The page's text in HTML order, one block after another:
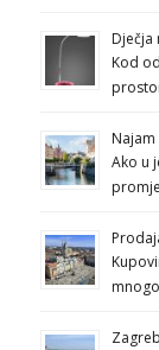
Dječja
Kod
Ako u